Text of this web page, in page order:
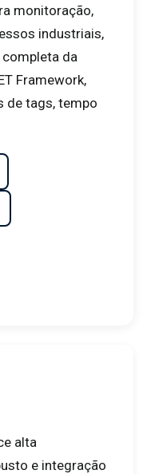
monitoração,
industriais,
da
Framework,
de tags, tempo
alta
e integração